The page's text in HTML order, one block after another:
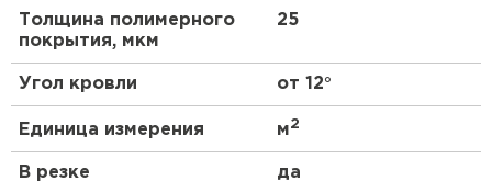
Толщина полимерного
покрытия, мкм
25
Угол кровли от 12°
Единица измерения м2
В резке да